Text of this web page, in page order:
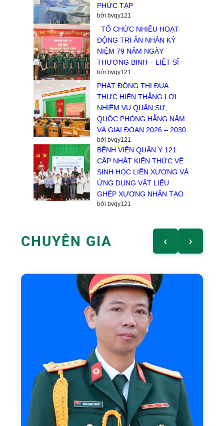
PHỨC TẠP
bởi bvqy121
TỔ CHỨC NHIỀU HOẠT
ĐỘNG TRI ÂN NHÂN KỶ
NIỆM 79 NĂM NGÀY
THƯƠNG BINH – LIỆT SĨ
bởi bvqy121
PHÁT ĐỘNG THI ĐUA
THỰC HIỆN THẮNG LỢI
NHIỆM VỤ QUÂN SỰ,
QUỐC PHÒNG HẰNG NĂM
VÀ GIAI ĐOẠN 2026 – 2030
bởi bvqy121
BỆNH VIỆN QUÂN Y 121
CẬP NHẬT KIẾN THỨC VỀ
SINH HỌC LIỀN XƯƠNG VÀ
ỨNG DỤNG VẬT LIỆU
GHÉP XƯƠNG NHÂN TẠO
bởi bvqy121
CHUYÊN GIA ‹ ›